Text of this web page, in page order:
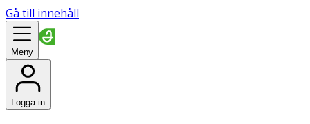
Gå till innehåll
Meny
Logga in